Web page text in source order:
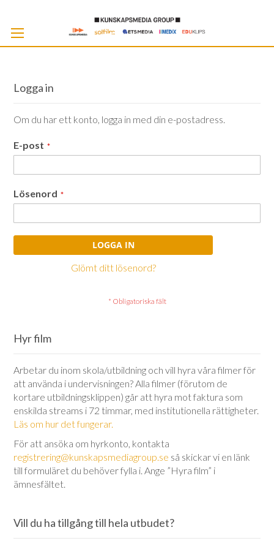
Logga in
Om du har ett konto, logga in med din e-postadress.
E-post
Lösenord
LOGGA IN
Glömt ditt lösenord?
Hyr film
Arbetar du inom skola/utbildning och vill hyra våra filmer för
att använda i undervisningen? Alla filmer (förutom de
kortare utbildningsklippen) går att hyra mot faktura som
enskilda streams i 72 timmar, med institutionella rättigheter.
Läs om hur det fungerar.
För att ansöka om hyrkonto, kontakta
registrering@kunskapsmediagroup.se så skickar vi en länk
till formuläret du behöver fylla i. Ange ”Hyra film” i
ämnesfältet.
Vill du ha tillgång till hela utbudet?